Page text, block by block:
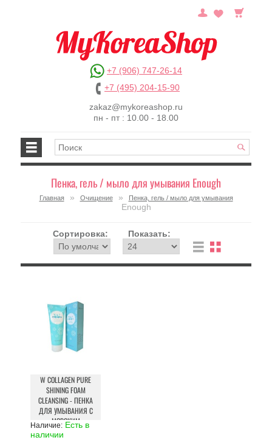
+7 (906) 747-26-14
+7 (495) 204-15-90
zakaz@mykoreashop.ru
пн - пт : 10.00 - 18.00
Пенка, гель / мыло для умывания Enough
Главная » Очищение » Пенка, гель / мыло для умывания
Enough
Сортировка: Показать:
W COLLAGEN PURE
SHINING FOAM
CLEANSING - ПЕНКА
ДЛЯ УМЫВАНИЯ С
МОРСКИМ
КОЛЛАГЕНОМ И
Наличие: Есть в
наличии